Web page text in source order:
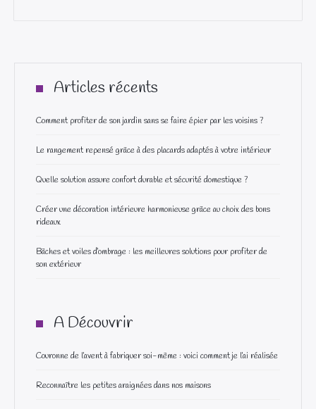
Articles récents
Comment profiter de son jardin sans se faire épier par les voisins ?
Le rangement repensé grâce à des placards adaptés à votre intérieur
Quelle solution assure confort durable et sécurité domestique ?
Créer une décoration intérieure harmonieuse grâce au choix des bons
rideaux
Bâches et voiles d’ombrage : les meilleures solutions pour profiter de
son extérieur
A Découvrir
Couronne de l’avent à fabriquer soi-même : voici comment je l’ai réalisée
Reconnaître les petites araignées dans nos maisons